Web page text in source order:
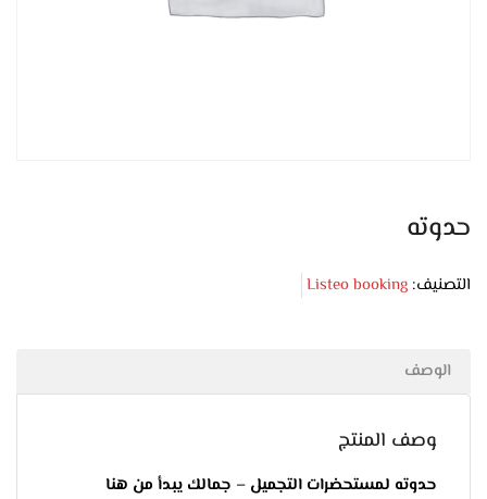
حدوته
التصنيف: Listeo booking
الوصف
وصف المنتج
حدوته لمستحضرات التجميل – جمالك يبدأ من هنا